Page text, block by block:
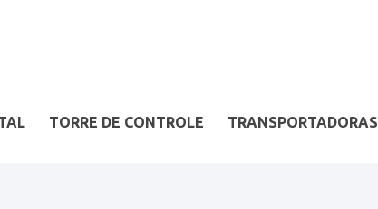
TORRE DE CONTROLE TRANSPORTADORAS